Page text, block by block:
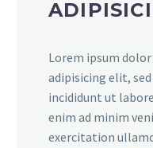
Lorem ipsum
adipisicing elit,
incididunt ut
enim ad minim
exercitation